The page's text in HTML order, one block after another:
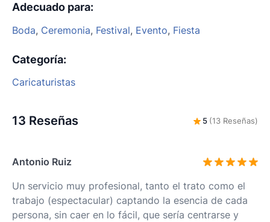
Adecuado para:
Boda, Ceremonia, Festival, Evento, Fiesta
Categoría:
Caricaturistas
13 Reseñas 5 (13 Reseñas)
Antonio Ruiz
Un servicio muy profesional, tanto el trato como el
trabajo (espectacular) captando la esencia de cada
persona, sin caer en lo fácil, que sería centrarse y